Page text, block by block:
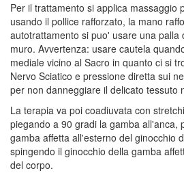
Per il trattamento si applica massaggio
usando il pollice rafforzato, la mano
autotrattamento si puo' usare una palla
muro. Avvertenza: usare cautela
mediale vicino al Sacro in quanto ci si
Nervo Sciatico e pressione diretta sui
per non danneggiare il delicato tessuto
La terapia va poi coadiuvata con
piegando a 90 gradi la gamba all'anca,
gamba affetta all'esterno del ginocchio
spingendo il ginocchio della gamba
del corpo.